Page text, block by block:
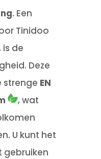
. Een
Tinidoo
is de
Deze
strenge EN
, wat
U kunt het
gebruiken